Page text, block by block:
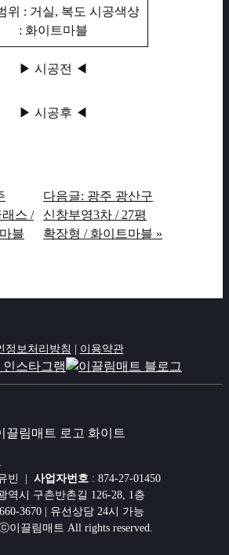
위 : 거실, 복도 시공색상
: 화이트마블
▶ 시공전 ◀
▶ 시공후 ◀
스 /
블
다음글: 광주 광산구
신창부영3차 / 27평
확장형 / 화이트마블 »
정보처리방침 | 이용약관
빈 | 사업자번호 : 874-27-01450
시 구촌반촌길 126-28, 1층
3670 | 유선상담 24시 가능
이끌림매트 All rights reserved.